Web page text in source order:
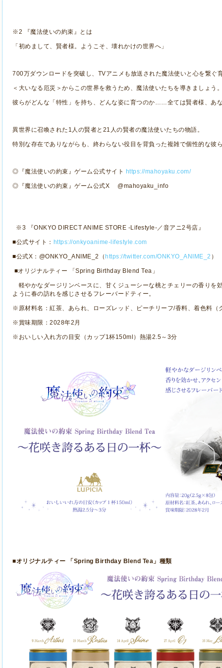
※2 『魔法使いの約束』とは
「初めまして、賢者様。ようこそ、壊れかけの世界へ」
700万ダウンロードを突破し、 TVアニメも放送された魔法使いと心を繋ぐ
＜大いなる厄災＞からこの世界を救うため、魔法使いたちを導きましょう
彼らがどんな「特性」を持ち、どんな姿に育つのか……全ては賢者様、あ
異世界に召喚された 1 人の賢者と 21 人の賢者の魔法使いたちの物語。
特別な存在でありながらも、終わらない役目を背負った複雑で個性的な彼
◎『魔法使いの約束』ゲーム公式サイト https://mahoyaku.com/
◎『魔法使いの約束』ゲーム公式X @mahoyaku_info
※3 『ONKYO DIRECT ANIME STORE -Lifestyle-／音アニ2号店』
■公式サイト： https://onkyoanime-lifestyle.com
■公式X ： @ONKYO_ANIME_2 （ https://twitter.com/ONKYO_ANIME_2 ）
■オリジナルティー 「 Spring Birthday Blend Tea 」
軽やかなダージリンベースに、甘くジューシーな桃とチェリーの香りを
ように春の訪れを感じさせるフレーバードティー。
※原材料名：紅茶、あられ、ローズレッド、ピーチリーフ/香料、着色料（
※賞味期限： 2028年2 月
※おいしい入れ方の目安（カップ1杯150ml ）熱湯2.5～ 3分
■オリジナルティー 「 Spring Birthday Blend Tea 」種類